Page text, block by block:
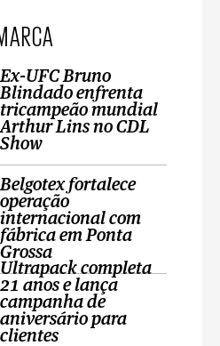
Ex-UFC Bruno
Blindado enfrenta
tricampeão mundial
Arthur Lins no CDL
Show
Belgotex fortalece
operação
internacional com
fábrica em Ponta
Grossa
Ultrapack completa
21 anos e lança
campanha de
aniversário para
clientes